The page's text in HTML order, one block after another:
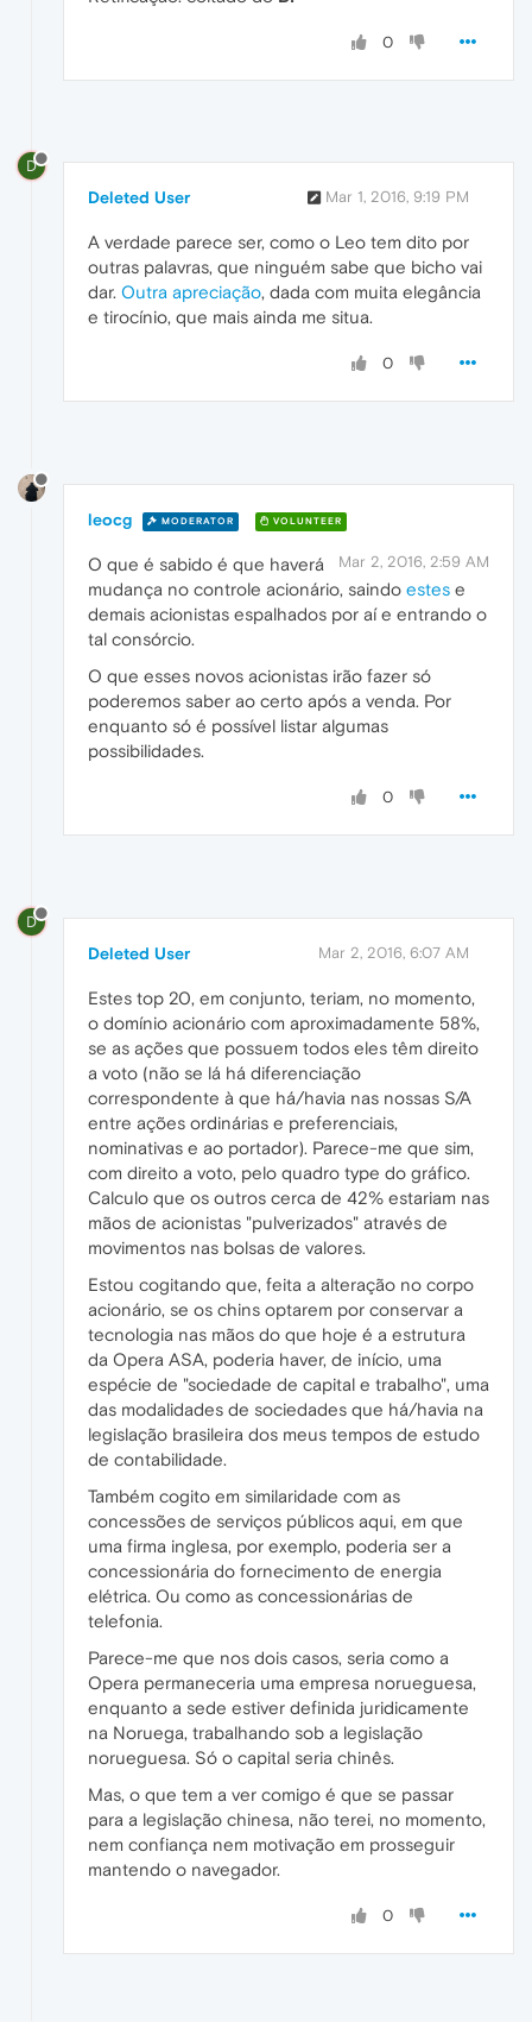
0
D
Deleted User Mar 1, 2016, 9:19 PM
A verdade parece ser, como o Leo tem dito por
outras palavras, que ninguém sabe que bicho vai
dar. Outra apreciação, dada com muita elegância
e tirocínio, que mais ainda me situa.
0
leocg MODERATOR VOLUNTEER
Mar 2, 2016, 2:59 AM
O que é sabido é que haverá
mudança no controle acionário, saindo estes e
demais acionistas espalhados por aí e entrando o
tal consórcio.
O que esses novos acionistas irão fazer só
poderemos saber ao certo após a venda. Por
enquanto só é possível listar algumas
possibilidades.
0
D
Deleted User Mar 2, 2016, 6:07 AM
Estes top 20, em conjunto, teriam, no momento,
o domínio acionário com aproximadamente 58%,
se as ações que possuem todos eles têm direito
a voto (não se lá há diferenciação
correspondente à que há/havia nas nossas S/A
entre ações ordinárias e preferenciais,
nominativas e ao portador). Parece-me que sim,
com direito a voto, pelo quadro type do gráfico.
Calculo que os outros cerca de 42% estariam nas
mãos de acionistas "pulverizados" através de
movimentos nas bolsas de valores.
Estou cogitando que, feita a alteração no corpo
acionário, se os chins optarem por conservar a
tecnologia nas mãos do que hoje é a estrutura
da Opera ASA, poderia haver, de início, uma
espécie de "sociedade de capital e trabalho", uma
das modalidades de sociedades que há/havia na
legislação brasileira dos meus tempos de estudo
de contabilidade.
Também cogito em similaridade com as
concessões de serviços públicos aqui, em que
uma firma inglesa, por exemplo, poderia ser a
concessionária do fornecimento de energia
elétrica. Ou como as concessionárias de
telefonia.
Parece-me que nos dois casos, seria como a
Opera permaneceria uma empresa norueguesa,
enquanto a sede estiver definida juridicamente
na Noruega, trabalhando sob a legislação
norueguesa. Só o capital seria chinês.
Mas, o que tem a ver comigo é que se passar
para a legislação chinesa, não terei, no momento,
nem confiança nem motivação em prosseguir
mantendo o navegador.
0